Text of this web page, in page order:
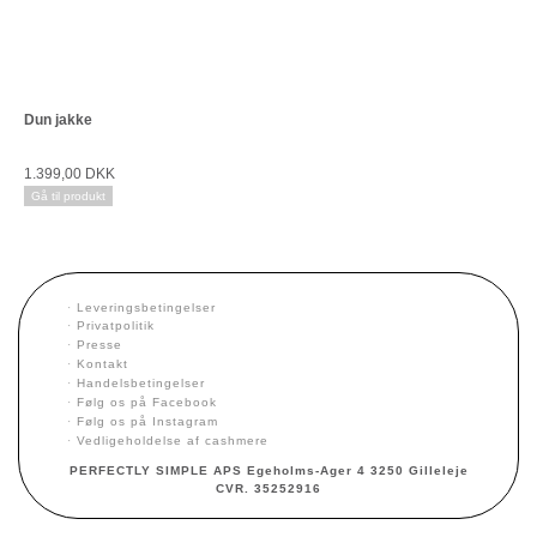
Dun jakke
1.399,00 DKK
Gå til produkt
· Leveringsbetingelser
·
Privatpolitik
· Presse
· Kontakt
· Handelsbetingelser
· Følg os på Facebook
·
Følg os på Instagram
· Vedligeholdelse af cashmere
PERFECTLY SIMPLE APS Egeholms-Ager 4 3250 Gilleleje
CVR. 35252916